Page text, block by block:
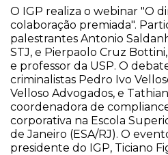
O IGP realiza o webinar "O
colaboração premiada".
palestrantes Antonio
STJ, e Pierpaolo Cruz
e professor da USP. O
criminalistas Pedro Ivo
Velloso Advogados, e
coordenadora de
corporativa na Escola
de Janeiro (ESA/RJ). O
presidente do IGP, Ticiano